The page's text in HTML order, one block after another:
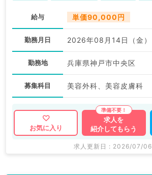
給与 単価90,000円
勤務月日 2026年08月14日（金）
勤務地 兵庫県神戸市中央区
募集科目 美容外科、美容皮膚科
お気に入り
求人を
紹介してもらう
求人更新日 : 2026/07/06